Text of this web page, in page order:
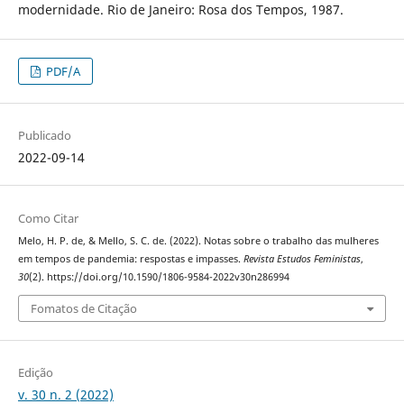
modernidade. Rio de Janeiro: Rosa dos Tempos, 1987.
PDF/A
Publicado
2022-09-14
Como Citar
Melo, H. P. de, & Mello, S. C. de. (2022). Notas sobre o trabalho das mulheres
em tempos de pandemia: respostas e impasses. Revista Estudos Feministas,
30(2). https://doi.org/10.1590/1806-9584-2022v30n286994
Fomatos de Citação
Edição
v. 30 n. 2 (2022)